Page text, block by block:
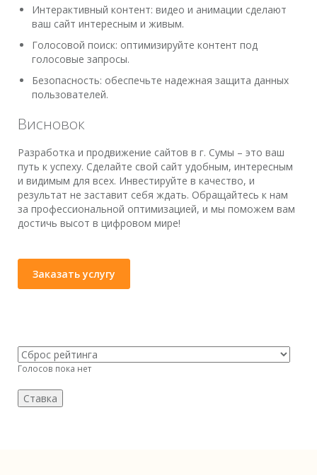
Интерактивный контент: видео и анимации сделают
ваш сайт интересным и живым.
Голосовой поиск: оптимизируйте контент под
голосовые запросы.
Безопасность: обеспечьте надежная защита данных
пользователей.
Висновок
Разработка и продвижение сайтов в г. Сумы – это ваш
путь к успеху. Сделайте свой сайт удобным, интересным
и видимым для всех. Инвестируйте в качество, и
результат не заставит себя ждать. Обращайтесь к нам
за профессиональной оптимизацией, и мы поможем вам
достичь высот в цифровом мире!
Заказать услугу
Голосов пока нет